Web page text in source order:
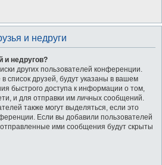
и недруги
и недругов?
других пользователей конференции.
список друзей, будут указаны в вашем
быстрого доступа к информации о том,
и для отправки им личных сообщений.
также могут выделяться, если это
Если вы добавили пользователей
ими сообщения будут скрыты